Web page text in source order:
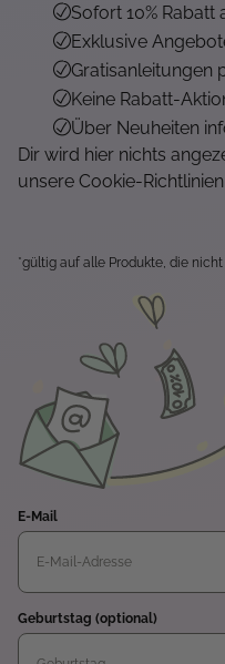
Sofort 10%
Exklusive
Gratisanleitungen
Keine Rabatt-
Über Neuheiten
Dir wird hier nichts
unsere Cookie-Richtlinien
*gültig auf alle Produkte, die
E-Mail
Geburtstag (optional)